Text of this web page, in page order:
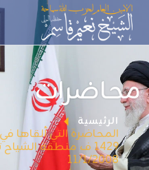
محاضرات
الرئيسية
المحاضرة التي ألقاها في
1429 ف منطقة
11/1/2008